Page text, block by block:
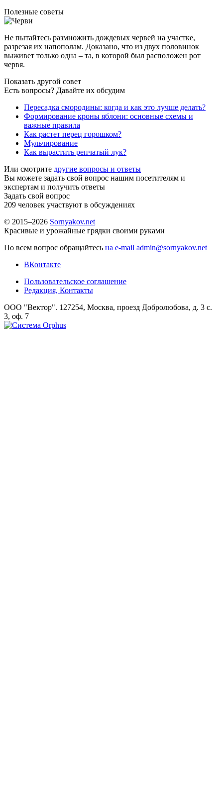
Полезные советы
Не пытайтесь размножить дождевых червей на участке,
разрезая их напополам. Доказано, что из двух половинок
выживет только одна – та, в которой был расположен рот
червя.
Показать другой совет
Есть вопросы? Давайте их обсудим
Пересадка смородины: когда и как это лучше делать?
Формирование кроны яблони: основные схемы и
важные правила
Как растет перец горошком?
Мульчирование
Как вырастить репчатый лук?
Или смотрите другие вопросы и ответы
Вы можете задать свой вопрос нашим посетителям и
экспертам и получить ответы
Задать свой вопрос
209 человек участвуют в обсуждениях
© 2015–2026 Sornyakov.net
Красивые и урожайные грядки своими руками
По всем вопрос обращайтесь на e-mail admin@sornyakov.net
ВКонтакте
Пользовательское соглашение
Редакция, Контакты
ООО "Вектор". 127254, Москва, проезд Добролюбова, д. 3 с.
3, оф. 7